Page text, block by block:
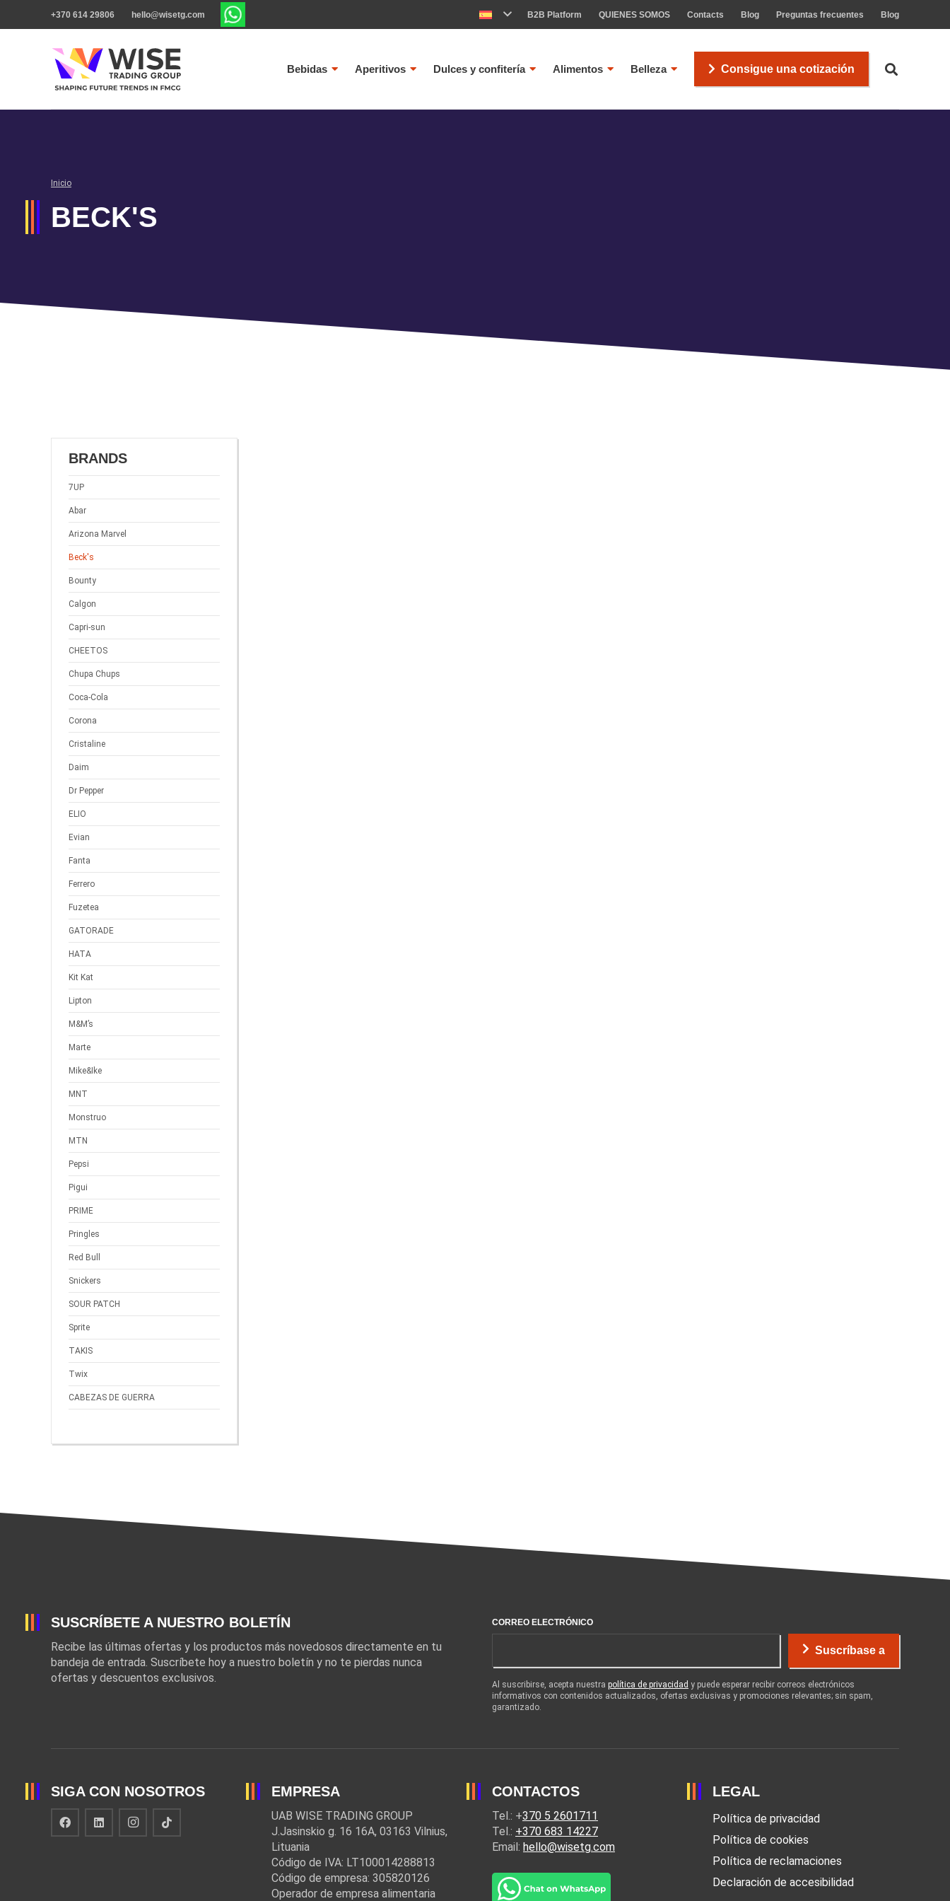
+370 614 29806 hello@wisetg.com B2B Platform QUIENES SOMOS Contacts Blog Preguntas frecuentes Blog
Bebidas Aperitivos Dulces y confitería Alimentos Belleza Consigue una cotización
Inicio
BECK'S
BRANDS
7UP
Abar
Arizona Marvel
Beck's
Bounty
Calgon
Capri-sun
CHEETOS
Chupa Chups
Coca-Cola
Corona
Cristaline
Daim
Dr Pepper
ELIO
Evian
Fanta
Ferrero
Fuzetea
GATORADE
HATA
Kit Kat
Lipton
M&M’s
Marte
Mike&Ike
MNT
Monstruo
MTN
Pepsi
Pigui
PRIME
Pringles
Red Bull
Snickers
SOUR PATCH
Sprite
TAKIS
Twix
CABEZAS DE GUERRA
SUSCRÍBETE A NUESTRO BOLETÍN
Recibe las últimas ofertas y los productos más novedosos directamente en tu
bandeja de entrada. Suscríbete hoy a nuestro boletín y no te pierdas nunca
ofertas y descuentos exclusivos.
CORREO ELECTRÓNICO
Suscríbase a
Al suscribirse, acepta nuestra política de privacidad y puede esperar recibir correos electrónicos
informativos con contenidos actualizados, ofertas exclusivas y promociones relevantes; sin spam,
garantizado.
SIGA CON NOSOTROS EMPRESA
UAB WISE TRADING GROUP
J.Jasinskio g. 16 16A, 03163 Vilnius,
Lituania
Código de IVA: LT100014288813
Código de empresa: 305820126
Operador de empresa alimentaria
CONTACTOS
Tel.: +370 5 2601711
Tel.: +370 683 14227
Email: hello@wisetg.com
LEGAL
Política de privacidad
Política de cookies
Política de reclamaciones
Declaración de accesibilidad